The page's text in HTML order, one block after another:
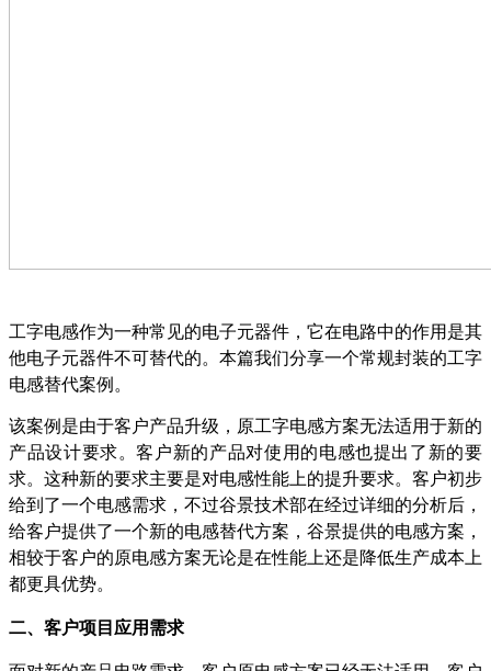
工字电感作为一种常见的电子元器件，它在电路中的作用是其
他电子元器件不可替代的。本篇我们分享一个常规封装的工字
电感替代案例。
该案例是由于客户产品升级，原工字电感方案无法适用于新的
产品设计要求。客户新的产品对使用的电感也提出了新的要
求。这种新的要求主要是对电感性能上的提升要求。客户初步
给到了一个电感需求，不过谷景技术部在经过详细的分析后，
给客户提供了一个新的电感替代方案，谷景提供的电感方案，
相较于客户的原电感方案无论是在性能上还是降低生产成本上
都更具优势。
二、 客户项目应用需求